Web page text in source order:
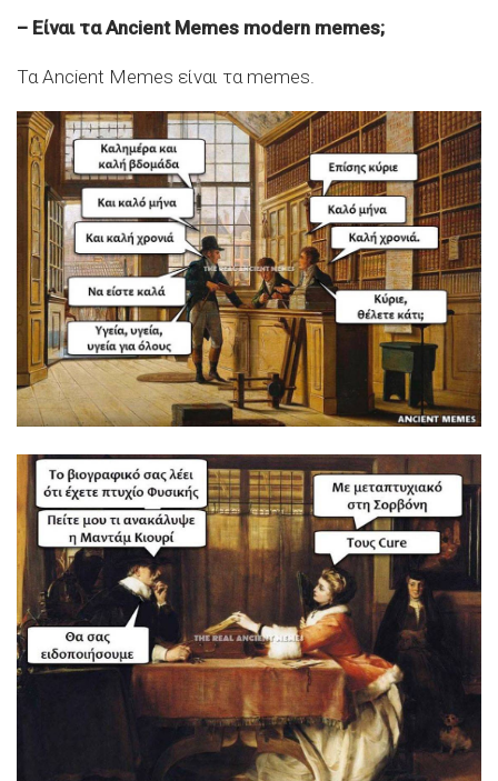
– Είναι τα Ancient Memes modern memes;
Τα Ancient Memes είναι τα memes.